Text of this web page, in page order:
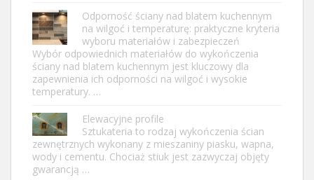
Odporność ściany nad blatem kuchennym
na wilgoć i temperaturę: praktyczne kryteria
wyboru materiałów i zabezpieczeń
Wybór odpowiednich materiałów do wykończenia
ściany nad blatem kuchennym jest kluczowy dla
zapewnienia ich odporności na wilgoć i wysokie
temperatury. …
Elewacyjne profile
Sztukateria to rodzaj wykończenia ścian
zewnętrznych wykonany z mieszaniny piasku, wapna,
wody i cementu. Chociaż stiuk jest zazwyczaj objęty
gwarancją …